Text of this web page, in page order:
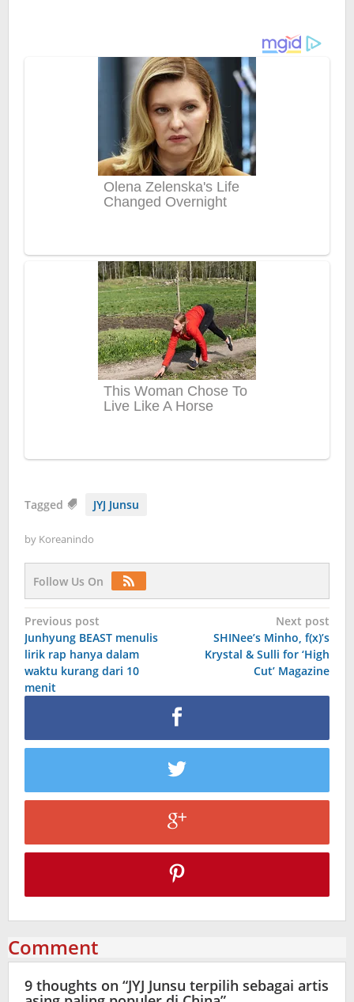
Tagged JYJ Junsu
by Koreanindo
Follow Us On
Post
navigation
Previous post
Junhyung BEAST menulis
lirik rap hanya dalam
waktu kurang dari 10
menit
Next post
SHINee’s Minho, f(x)’s
Krystal & Sulli for ‘High
Cut’ Magazine
Comment
9 thoughts on “JYJ Junsu terpilih sebagai artis